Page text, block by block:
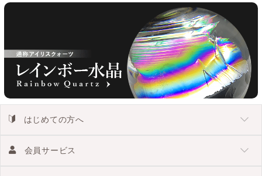
はじめての方へ
会員サービス